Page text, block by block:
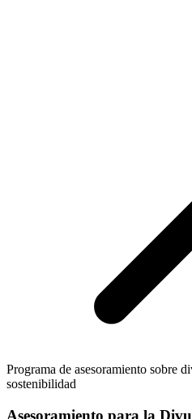
Programa de asesoramiento sobre
sostenibilidad
Asesoramiento para la